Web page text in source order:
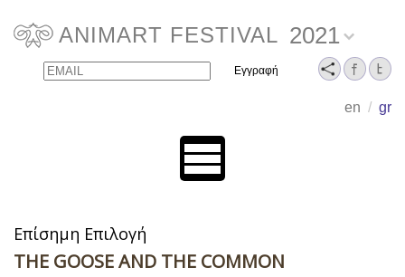
ANIMART FESTIVAL 2021
en / gr
Email Name
Επίσημη Επιλογή
THE GOOSE AND THE COMMON